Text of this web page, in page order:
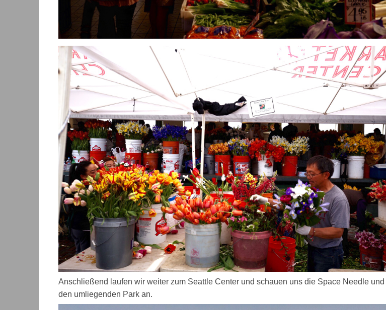
Anschließend laufen wir weiter zum Seattle Center und schauen uns die Space Needle und
den umliegenden Park an.